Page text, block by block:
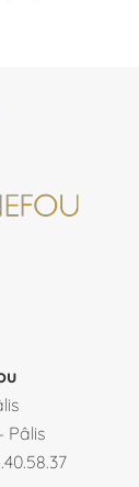
Pâlis